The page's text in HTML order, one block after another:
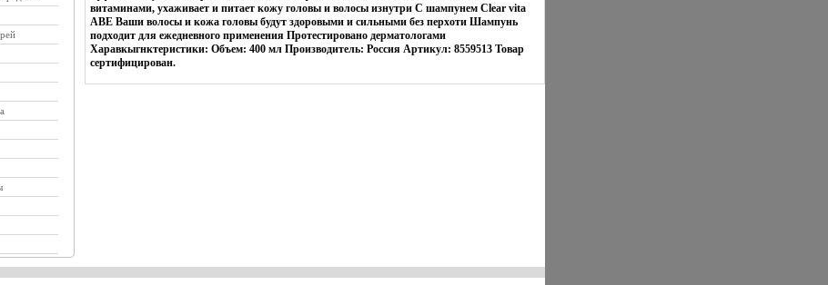
витаминами, ухаживает и питает кожу головы и волосы изнутри С шампунем Clear vita
ABE Ваши волосы и кожа головы будут здоровыми и сильными без перхоти Шампунь
подходит для ежедневного применения Протестировано дерматологами
Харавкыгнктеристики: Объем: 400 мл Производитель: Россия Артикул: 8559513 Товар
сертифицирован.